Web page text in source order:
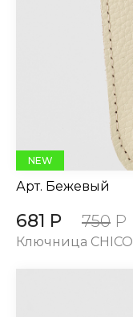
NEW
Арт. Бежевый
681 Р 750 Р
Ключница CHICO